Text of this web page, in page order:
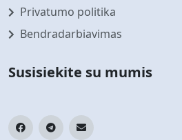
Privatumo politika
Bendradarbiavimas
Susisiekite su mumis